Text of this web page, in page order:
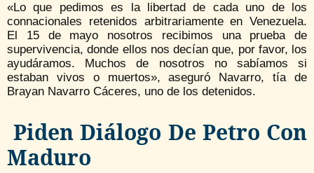
«Lo que pedimos es la libertad de cada uno de los
connacionales retenidos arbitrariamente en Venezuela.
El 15 de mayo nosotros recibimos una prueba de
supervivencia, donde ellos nos decían que, por favor, los
ayudáramos. Muchos de nosotros no sabíamos si
estaban vivos o muertos», aseguró Navarro, tía de
Brayan Navarro Cáceres, uno de los detenidos.
Piden Diálogo De Petro Con
Maduro